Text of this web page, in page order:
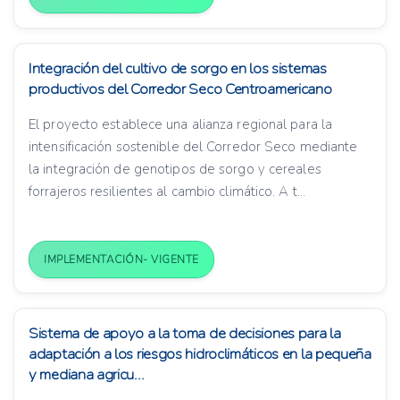
Integración del cultivo de sorgo en los sistemas
productivos del Corredor Seco Centroamericano
El proyecto establece una alianza regional para la
intensificación sostenible del Corredor Seco mediante
la integración de genotipos de sorgo y cereales
forrajeros resilientes al cambio climático. A t...
IMPLEMENTACIÓN- VIGENTE
Sistema de apoyo a la toma de decisiones para la
adaptación a los riesgos hidroclimáticos en la pequeña
y mediana agricu...